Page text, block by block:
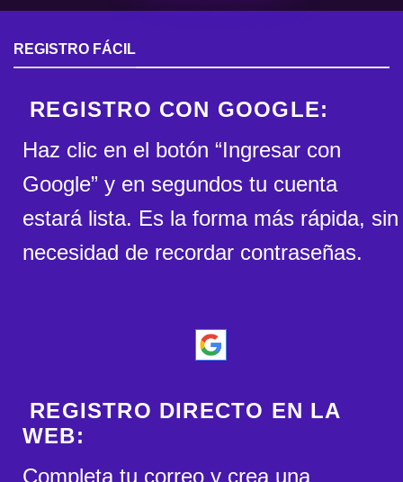
REGISTRO FÁCIL
REGISTRO CON GOOGLE:
Haz clic en el botón “Ingresar con
Google” y en segundos tu cuenta
estará lista. Es la forma más rápida, sin
necesidad de recordar contraseñas.
REGISTRO DIRECTO EN LA
WEB:
Completa tu correo y crea una